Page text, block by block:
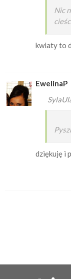
Nic
kwiaty to
EwelinaP
dziękuję i